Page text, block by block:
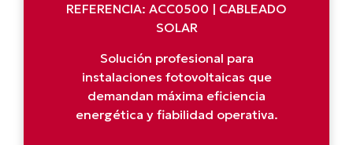
REFERENCIA: ACC0500 | CABLEADO
SOLAR
Solución profesional para
instalaciones fotovoltaicas que
demandan máxima eficiencia
energética y fiabilidad operativa.